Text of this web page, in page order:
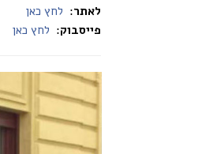
לאתר: לחץ כאן
פייסבוק: לחץ כאן